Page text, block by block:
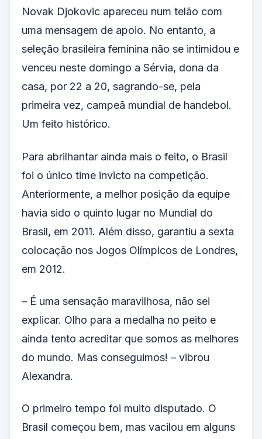
Novak Djokovic apareceu num telão com
uma mensagem de apoio. No entanto, a
seleção brasileira feminina não se intimidou e
venceu neste domingo a Sérvia, dona da
casa, por 22 a 20, sagrando-se, pela
primeira vez, campeã mundial de handebol.
Um feito histórico.
Para abrilhantar ainda mais o feito, o Brasil
foi o único time invicto na competição.
Anteriormente, a melhor posição da equipe
havia sido o quinto lugar no Mundial do
Brasil, em 2011. Além disso, garantiu a sexta
colocação nos Jogos Olímpicos de Londres,
em 2012.
– É uma sensação maravilhosa, não sei
explicar. Olho para a medalha no peito e
ainda tento acreditar que somos as melhores
do mundo. Mas conseguimos! – vibrou
Alexandra.
O primeiro tempo foi muito disputado. O
Brasil começou bem, mas vacilou em alguns